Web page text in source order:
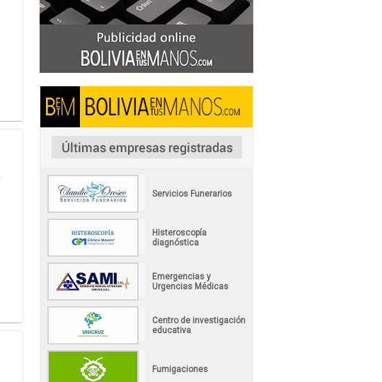
Servicios Funerarios
Histeroscopía
diagnóstica
Emergencias y
Urgencias Médicas
Centro de investigación
educativa
Fumigaciones